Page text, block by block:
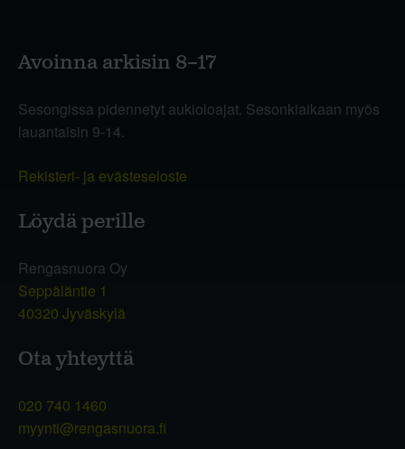
Avoinna arkisin 8–17
Sesongissa pidennetyt aukioloajat. Sesonkiaikaan myös
lauantaisin 9-14.
Rekisteri- ja evästeseloste
Löydä perille
Rengasnuora Oy
Seppäläntie 1
40320 Jyväskylä
Ota yhteyttä
020 740 1460
myynti@rengasnuora.fi